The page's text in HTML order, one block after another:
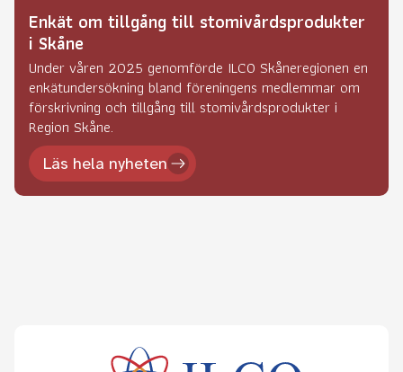
Enkät om tillgång till stomivårdsprodukter
i Skåne
Under våren 2025 genomförde ILCO Skåneregionen en
enkätundersökning bland föreningens medlemmar om
förskrivning och tillgång till stomivårdsprodukter i
Region Skåne.
Läs hela nyheten